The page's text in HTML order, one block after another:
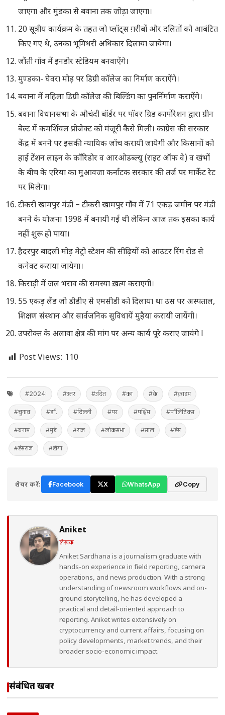
जाएगा और मुंडका से बवाना तक जोड़ा जाएगा।
20 सूत्रीय कार्यक्रम के तहत जो प्लॉट्स ग़रीबों और दलितों को आबंटित
किए गए थे, उनका भूमिधरी अधिकार दिलाया जायेगा।
जौंती गाँव में इनडोर स्टेडियम बनवाऐंगे।
मुण्डका- घेवरा मोड़ पर डिग्री कॉलेज का निर्माण कराऐंगे।
बवाना में महिला डिग्री कॉलेज की बिल्डिंग का पुनर्निर्माण कराऐंगे।
बवाना विधानसभा के औचंदी बॉर्डर पर पॉवर ग्रिड कार्पोरेशन द्वारा ग्रीन
बेल्ट में कमर्शियल प्रोजेक्ट को मंजूरी कैसे मिली। कांग्रेस की सरकार
केंद्र में बनने पर इसकी न्यायिक जाँच करायी जायेगी और किसानों को
हाई टेंशन लाइन के कॉरिडोर व आरओडब्ल्यू (राइट ऑफ वे) व खंभों
के बीच के एरिया का मुआवजा कर्नाटक सरकार की तर्ज पर मार्केट रेट
पर मिलेगा।
टीकरी खामपुर मंडी – टीकरी खामपुर गाँव में 71 एकड़ जमीन पर मंडी
बनने के योजना 1998 में बनायी गई थी लेकिन आज तक इसका कार्य
नहीं शुरू हो पाया।
हैदरपुर बादली मोड़ मेट्रो स्टेशन की सीढ़ियों को आउटर रिंग रोड से
कनेक्ट कराया जायेगा।
किराड़ी में जल भराव की समस्या ख़त्म कराएगी।
55 एकड़ लैंड जो डीडीए से एमसीडी को दिलाया था उस पर अस्पताल,
शिक्षण संस्थान और सार्वजनिक सुविधायें मुहैया करायी जायेंगी।
उपरोक्त के अलावा क्षेत्र की मांग पर अन्य कार्य पूरे कराए जायंगे l
Post Views: 110
#2024: #उत्तर #उदित #का #के #क्राइम
#चुनाव #डॉ. #दिल्ली #पर #पश्चिम #पॉलिटिक्स
#बनाम #मुद्दे #राज #लोकसभा #साल #हंस
#हंसराज #होगा
शेयर करें: Facebook X WhatsApp Copy
Aniket
लेखक
Aniket Sardhana is a journalism graduate with
hands-on experience in field reporting, camera
operations, and news production. With a strong
understanding of newsroom workflows and on-
ground storytelling, he has developed a
practical and detail-oriented approach to
reporting. Aniket writes extensively on
cryptocurrency and current affairs, focusing on
policy developments, market trends, and their
broader socio-economic impact.
संबंधित खबरें